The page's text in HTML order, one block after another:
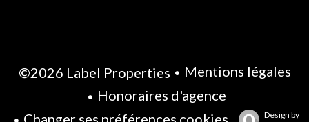
©2026 Label Properties
Mentions légales
Honoraires d'agence
Design by